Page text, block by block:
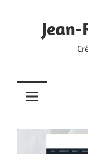
content